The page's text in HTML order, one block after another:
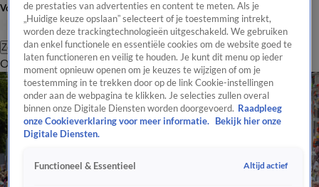
Volg Hart van Nederland
Zoeken
OverzichtRegioUitzendingenWeerTip de redactiePanelVideo's
de prestaties van advertenties en content te meten. Als je
„Huidige keuze opslaan” selecteert of je toestemming intrekt,
worden deze trackingtechnologieën uitgeschakeld. We gebruiken
dan enkel functionele en essentiële cookies om de website goed te
laten functioneren en veilig te houden. Je kunt dit menu op ieder
moment opnieuw openen om je keuzes te wijzigen of om je
toestemming in te trekken door op de link Cookie-instellingen
onder aan de webpagina te klikken. Je selecties zullen overal
binnen onze Digitale Diensten worden doorgevoerd. Raadpleeg
onze Cookieverklaring voor meer informatie.
Bekijk hier onze
Digitale Diensten.
Functioneel & Essentieel Altijd actief